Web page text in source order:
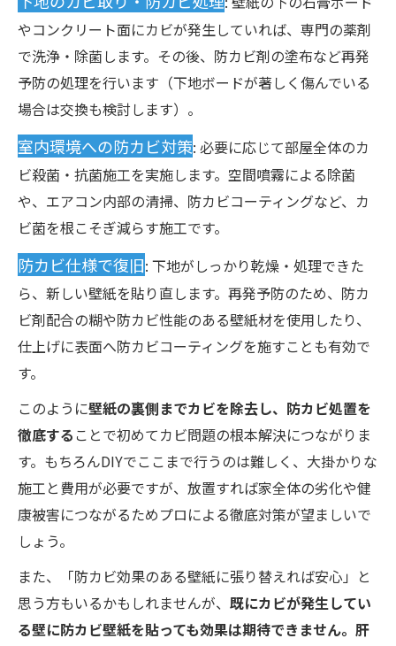
やコンクリート面にカビが発生していれば、専門の薬剤
で洗浄・除菌します。その後、防カビ剤の塗布など再発
予防の処理を行います（下地ボードが著しく傷んでいる
場合は交換も検討します）。
室内環境への防カビ対策: 必要に応じて部屋全体のカ
ビ殺菌・抗菌施工を実施します。空間噴霧による除菌
や、エアコン内部の清掃、防カビコーティングなど、カ
ビ菌を根こそぎ減らす施工です。
防カビ仕様で復旧: 下地がしっかり乾燥・処理できた
ら、新しい壁紙を貼り直します。再発予防のため、防カ
ビ剤配合の糊や防カビ性能のある壁紙材を使用したり、
仕上げに表面へ防カビコーティングを施すことも有効で
す。
このように壁紙の裏側までカビを除去し、防カビ処置を
徹底する ことで初めてカビ問題の根本解決につながりま
す。もちろんDIYでここまで行うのは難しく、大掛かりな
施工と費用が必要ですが、放置すれば家全体の劣化や健
康被害につながるためプロによる徹底対策が望ましいで
しょう。
また、「防カビ効果のある壁紙に張り替えれば安心」と
思う方もいるかもしれませんが、 既にカビが発生してい
る壁に防カビ壁紙を貼っても効果は期待できません。肝